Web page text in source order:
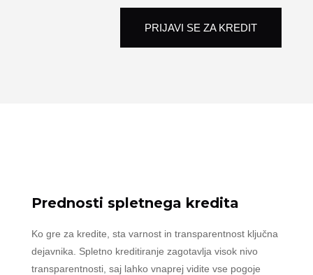
PRIJAVI SE ZA KREDIT
Prednosti spletnega kredita
Ko gre za kredite, sta varnost in transparentnost ključna
dejavnika. Spletno kreditiranje zagotavlja visok nivo
transparentnosti, saj lahko vnaprej vidite vse pogoje